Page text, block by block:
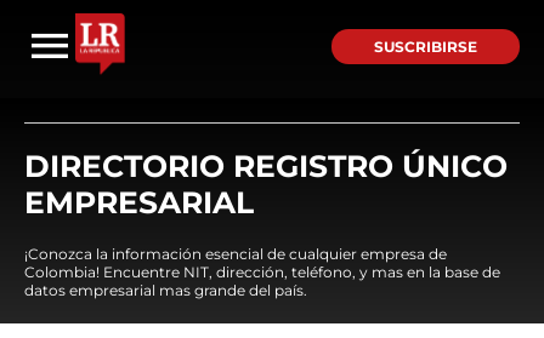
SUSCRIBIRSE
DIRECTORIO REGISTRO ÚNICO
EMPRESARIAL
¡Conozca la información esencial de cualquier empresa de
Colombia! Encuentre NIT, dirección, teléfono, y mas en la base de
datos empresarial mas grande del país.